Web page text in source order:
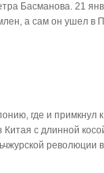
Басманова. 21
а сам он ушел в
где и
с длинной
революции